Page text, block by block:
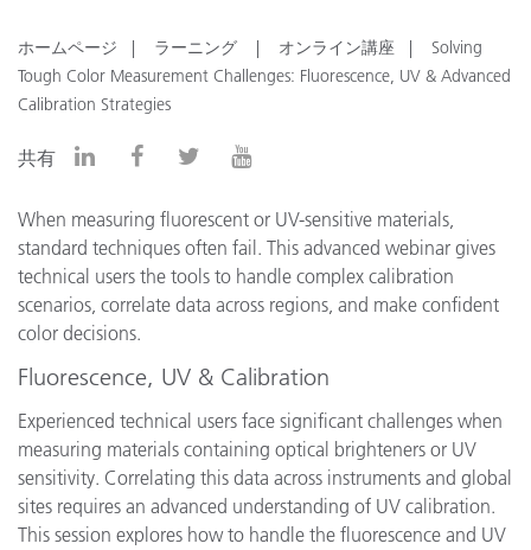
ホームページ ラーニング オンライン講座
Solving
Tough Color Measurement Challenges: Fluorescence, UV & Advanced
Calibration Strategies
共有
When measuring fluorescent or UV-sensitive materials,
standard techniques often fail. This advanced webinar gives
technical users the tools to handle complex calibration
scenarios, correlate data across regions, and make confident
color decisions.
Fluorescence, UV & Calibration
Experienced technical users face significant challenges when
measuring materials containing optical brighteners or UV
sensitivity. Correlating this data across instruments and global
sites requires an advanced understanding of UV calibration.
This session explores how to handle the fluorescence and UV